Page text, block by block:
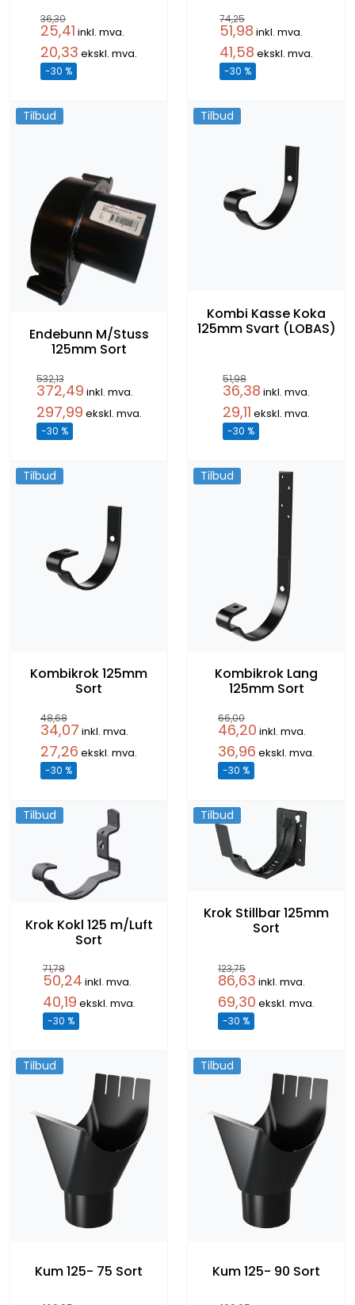
36,30
25,41 inkl. mva.
20,33 ekskl. mva.
-30 %
74,25
51,98 inkl. mva.
41,58 ekskl. mva.
-30 %
Tilbud
Endebunn M/Stuss
125mm Sort
532,13
372,49 inkl. mva.
297,99 ekskl. mva.
-30 %
Tilbud
Kombi Kasse Koka
125mm Svart (LOBAS)
51,98
36,38 inkl. mva.
29,11 ekskl. mva.
-30 %
Tilbud
Kombikrok 125mm
Sort
48,68
34,07 inkl. mva.
27,26 ekskl. mva.
-30 %
Tilbud
Kombikrok Lang
125mm Sort
66,00
46,20 inkl. mva.
36,96 ekskl. mva.
-30 %
Tilbud
Krok Kokl 125 m/Luft
Sort
71,78
50,24 inkl. mva.
40,19 ekskl. mva.
-30 %
Tilbud
Krok Stillbar 125mm
Sort
123,75
86,63 inkl. mva.
69,30 ekskl. mva.
-30 %
Tilbud
Kum 125- 75 Sort
Tilbud
Kum 125- 90 Sort